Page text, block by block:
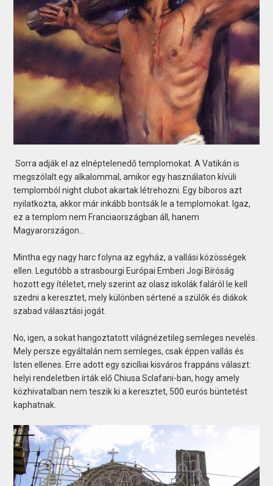
Sorra adják el az elnéptelenedő templomokat. A Vatikán is
megszólalt egy alkalommal, amikor egy használaton kívüli
templomból night clubot akartak létrehozni. Egy bíboros azt
nyilatkozta, akkor már inkább bontsák le a templomokat. Igaz,
ez a templom nem Franciaországban áll, hanem
Magyarországon...
Mintha egy nagy harc folyna az egyház, a vallási közösségek
ellen. Legutóbb a strasbourgi Európai Emberi Jogi Bíróság
hozott egy ítéletet, mely szerint az olasz iskolák faláról le kell
szedni a keresztet, mely különben sértené a szülők és diákok
szabad választási jogát.
No, igen, a sokat hangoztatott világnézetileg semleges nevelés.
Mely persze egyáltalán nem semleges, csak éppen vallás és
Isten ellenes. Erre adott egy szicíliai kisváros frappáns választ:
helyi rendeletben írták elő Chiusa Sclafani-ban, hogy amely
közhivatalban nem teszik ki a keresztet, 500 eurós büntetést
kaphatnak.